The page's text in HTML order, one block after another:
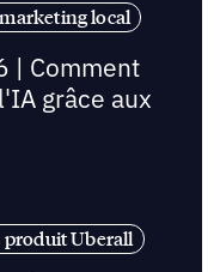
local
| Comment
grâce aux
produit Uberall